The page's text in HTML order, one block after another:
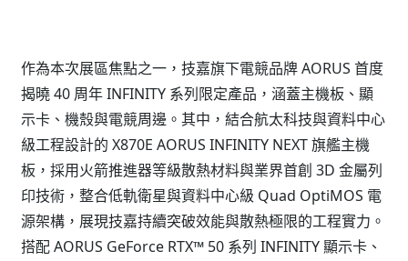
作為本次展區焦點之一，技嘉旗下電競品牌 AORUS 首度
揭曉 40 周年 INFINITY 系列限定產品，涵蓋主機板、顯
示卡、機殼與電競周邊。其中，結合航太科技與資料中心
級工程設計的 X870E AORUS INFINITY NEXT 旗艦主機
板，採用火箭推進器等級散熱材料與業界首創 3D 金屬列
印技術，整合低軌衛星與資料中心級 Quad OptiMOS 電
源架構，展現技嘉持續突破效能與散熱極限的工程實力。
搭配 AORUS GeForce RTX™ 50 系列 INFINITY 顯示卡、